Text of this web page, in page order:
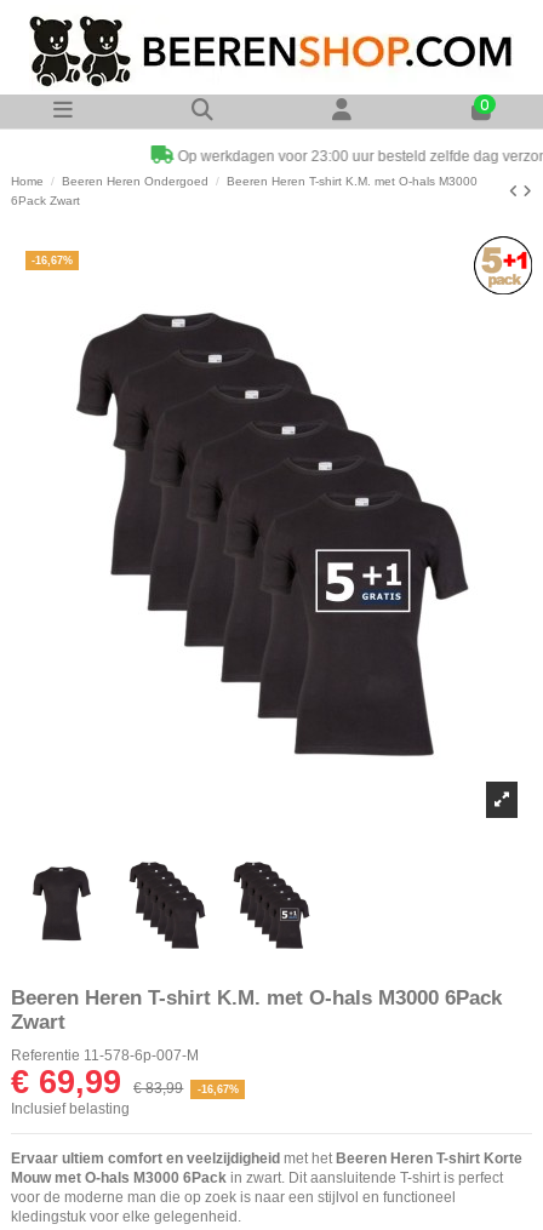
0
Op werkdagen voor 23:00 uur besteld zelfde dag verzonden
Home Beeren Heren Ondergoed
Beeren Heren T-shirt K.M. met O-hals M3000
6Pack Zwart
-16,67%
Beeren Heren T-shirt K.M. met O-hals M3000 6Pack
Zwart
Referentie 11-578-6p-007-M
€ 69,99 € 83,99 -16,67%
Inclusief belasting
Ervaar ultiem comfort en veelzijdigheid met het Beeren Heren T-shirt Korte
Mouw met O-hals M3000 6Pack in zwart. Dit aansluitende T-shirt is perfect
voor de moderne man die op zoek is naar een stijlvol en functioneel
kledingstuk voor elke gelegenheid.